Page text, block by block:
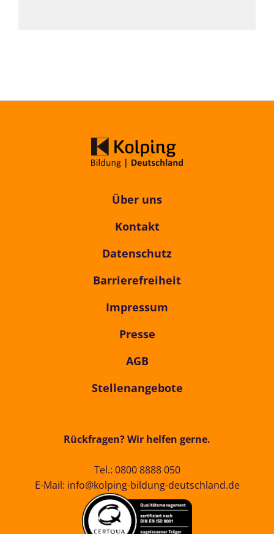
Über uns
Kontakt
Datenschutz
Barrierefreiheit
Impressum
Presse
AGB
Stellenangebote
Rückfragen? Wir helfen gerne.
Tel.: 0800 8888 050
E-Mail: info@kolping-bildung-deutschland.de